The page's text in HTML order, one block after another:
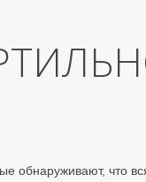
обнаруживают, что